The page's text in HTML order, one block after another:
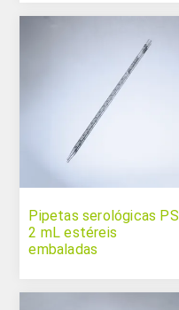
Pipetas serológicas PS
2 mL estéreis
embaladas